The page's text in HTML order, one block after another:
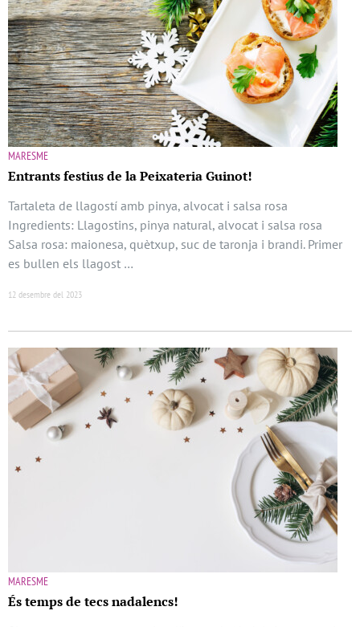
MARESME
Entrants festius de la Peixateria Guinot!
Tartaleta de llagostí amb pinya, alvocat i salsa rosa
Ingredients: Llagostins, pinya natural, alvocat i salsa rosa
Salsa rosa: maionesa, quètxup, suc de taronja i brandi. Primer
es bullen els llagost …
12 desembre del 2023
MARESME
És temps de tecs nadalencs!